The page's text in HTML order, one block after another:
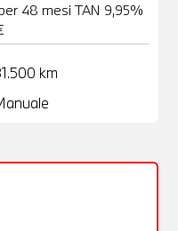
48 mesi TAN 9,95%
km